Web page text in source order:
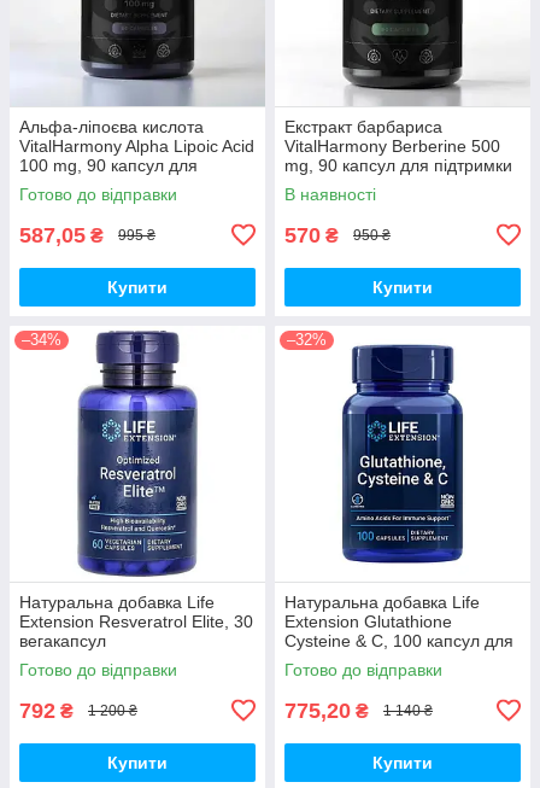
Альфа-ліпоєва кислота
VitalHarmony Alpha Lipoic Acid
100 mg, 90 капсул для
антиоксидантного захисту
Готово до відправки
587,05 ₴ 995 ₴
Купити
Екстракт барбариса
VitalHarmony Berberine 500
mg, 90 капсул для підтримки
рівня цукру в крові
В наявності
570 ₴ 950 ₴
Купити
–34%
Натуральна добавка Life
Extension Resveratrol Elite, 30
вегакапсул
Готово до відправки
792 ₴ 1 200 ₴
Купити
–32%
Натуральна добавка Life
Extension Glutathione
Cysteine & C, 100 капсул для
підтримки імунної системи
Готово до відправки
775,20 ₴ 1 140 ₴
Купити